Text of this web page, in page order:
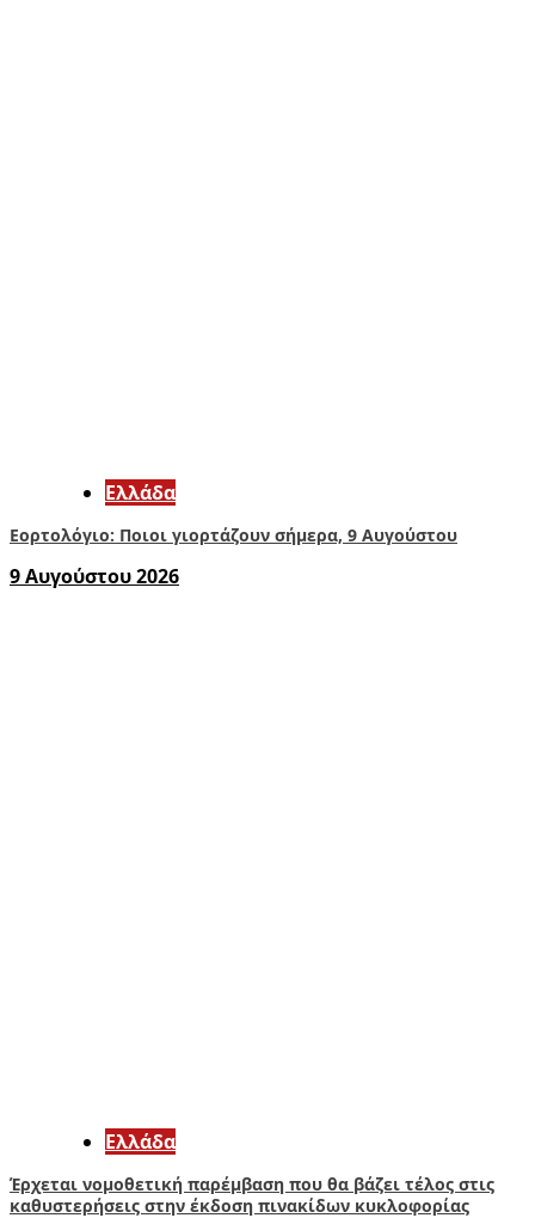
Ελλάδα
Εορτολόγιο: Ποιοι γιορτάζουν σήμερα, 9 Αυγούστου
9 Αυγούστου 2026
Ελλάδα
Έρχεται νομοθετική παρέμβαση που θα βάζει τέλος στις
καθυστερήσεις στην έκδοση πινακίδων κυκλοφορίας